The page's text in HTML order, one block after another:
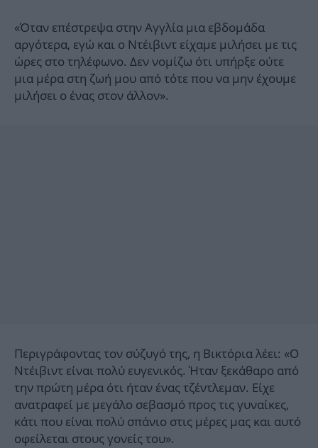
«Όταν επέστρεψα στην Αγγλία μια εβδομάδα
αργότερα, εγώ και ο Ντέιβιντ είχαμε μιλήσει με τις
ώρες στο τηλέφωνο. Δεν νομίζω ότι υπήρξε ούτε
μια μέρα στη ζωή μου από τότε που να μην έχουμε
μιλήσει ο ένας στον άλλον».
Περιγράφοντας τον σύζυγό της, η Βικτόρια λέει: «Ο
Ντέιβιντ είναι πολύ ευγενικός. Ήταν ξεκάθαρο από
την πρώτη μέρα ότι ήταν ένας τζέντλεμαν. Είχε
ανατραφεί με μεγάλο σεβασμό προς τις γυναίκες,
κάτι που είναι πολύ σπάνιο στις μέρες μας και αυτό
οφείλεται στους γονείς του».